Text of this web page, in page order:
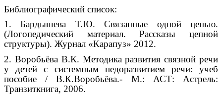
Библиографический список:
1. Бардышева Т.Ю. Связанные одной цепью.
(Логопедический материал. Рассказы цепной
структуры). Журнал «Карапуз» 2012.
2. Воробьёва В.К. Методика развития связной речи
у детей с системным недоразвитием речи: учеб
пособие / В.К.Воробьёва.- М.: АСТ: Астрель:
Транзиткнига, 2006.